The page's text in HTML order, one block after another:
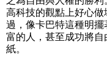
高科技的觀點上好心
過，像卡巴特這種明
富的人，甚至成功將
紙。